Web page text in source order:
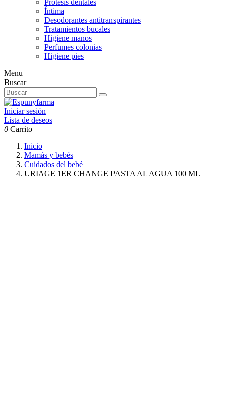
Prótesis dentales
Íntima
Desodorantes antitranspirantes
Tratamientos bucales
Higiene manos
Perfumes colonias
Higiene pies
Menu
Buscar
Iniciar sesión
Lista de deseos
0 Carrito
Inicio
Mamás y bebés
Cuidados del bebé
URIAGE 1ER CHANGE PASTA AL AGUA 100 ML